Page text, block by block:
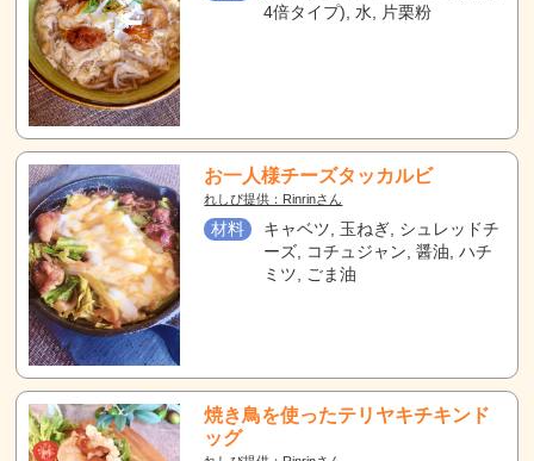
4倍タイプ), 水, 片栗粉
お一人様チーズタッカルビ
れしぴ提供：Rinrinさん
材料
キャベツ, 玉ねぎ, シュレッドチ
ーズ, コチュジャン, 醤油, ハチ
ミツ, ごま油
焼き鳥を使ったテリヤキチキンド
ッグ